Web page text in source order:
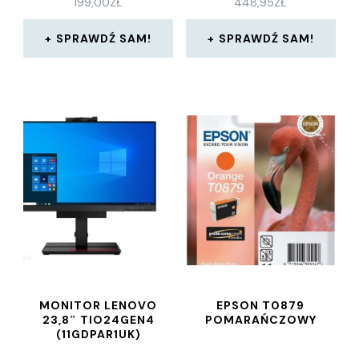
SPRAWDŹ SAM! SPRAWDŹ SAM!
MONITOR LENOVO
23,8″ TIO24GEN4
(11GDPAR1UK)
EPSON T0879
POMARAŃCZOWY